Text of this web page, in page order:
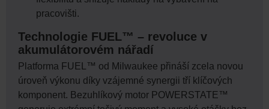
pracovišti.
Technologie FUEL™ – revoluce v
akumulátorovém nářadí
Platforma FUEL™ od Milwaukee přináší zcela novou
úroveň výkonu díky vzájemné synergii tří klíčových
komponent. Bezuhlíkový motor POWERSTATE™